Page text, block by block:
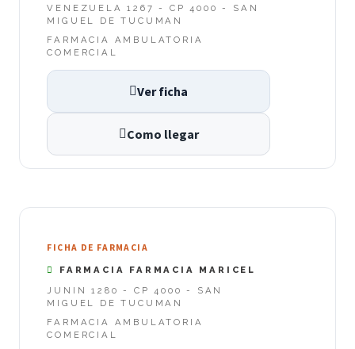
VENEZUELA 1267 - CP 4000 - SAN
MIGUEL DE TUCUMAN
FARMACIA AMBULATORIA
COMERCIAL
Ver ficha
Como llegar
FICHA DE FARMACIA
FARMACIA FARMACIA MARICEL
JUNIN 1280 - CP 4000 - SAN
MIGUEL DE TUCUMAN
FARMACIA AMBULATORIA
COMERCIAL